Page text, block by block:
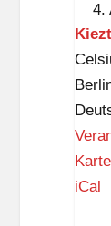
4.
KarteK
iCal